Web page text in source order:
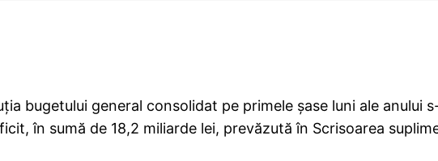
bugetului general consolidat pe primele şase luni ale anului
în sumă de 18,2 miliarde lei, prevăzută în Scrisoarea